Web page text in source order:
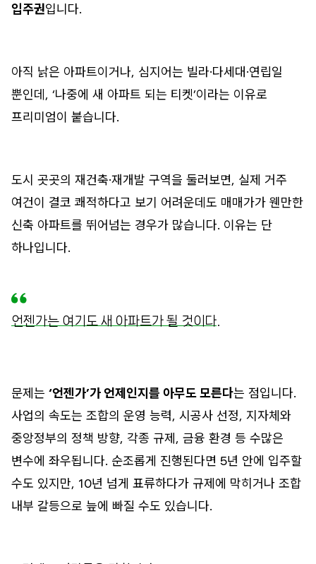
입주권입니다.
아직 낡은 아파트이거나, 심지어는 빌라·다세대·연립일
뿐인데, ‘나중에 새 아파트 되는 티켓’이라는 이유로
프리미엄이 붙습니다.
도시 곳곳의 재건축·재개발 구역을 둘러보면, 실제 거주
여건이 결코 쾌적하다고 보기 어려운데도 매매가가 웬만한
신축 아파트를 뛰어넘는 경우가 많습니다. 이유는 단
하나입니다.
언젠가는 여기도 새 아파트가 될 것이다.
문제는 ‘언젠가’가 언제인지를 아무도 모른다는 점입니다.
사업의 속도는 조합의 운영 능력, 시공사 선정, 지자체와
중앙정부의 정책 방향, 각종 규제, 금융 환경 등 수많은
변수에 좌우됩니다. 순조롭게 진행된다면 5년 안에 입주할
수도 있지만, 10년 넘게 표류하다가 규제에 막히거나 조합
내부 갈등으로 늪에 빠질 수도 있습니다.